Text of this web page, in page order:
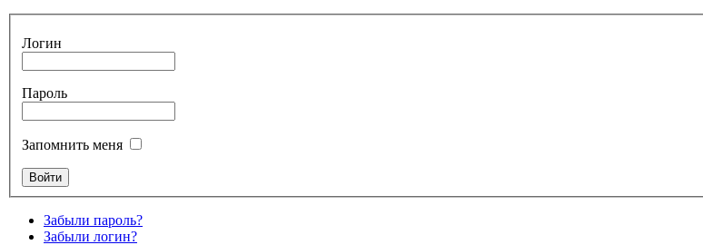
Логин
Пароль
Запомнить меня
Забыли пароль?
Забыли логин?